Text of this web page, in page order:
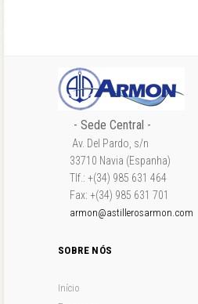
- Sede Central -
Av. Del Pardo, s/n
33710 Navia (Espanha)
Tlf.: +(34) 985 631 464
Fax: +(34) 985 631 701
armon@astillerosarmon.com
SOBRE NÓS
Início